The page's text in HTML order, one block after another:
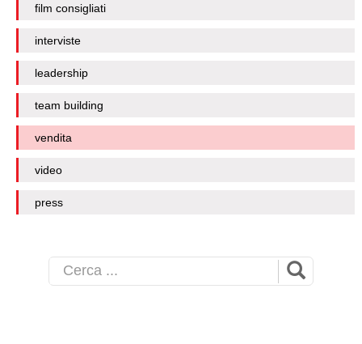
film consigliati
interviste
leadership
team building
vendita
video
press